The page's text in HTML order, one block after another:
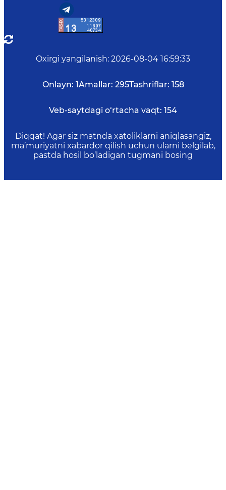
Oxirgi yangilanish: 2026-08-04 16:59:33
Onlayn: 1Amallar: 295Tashriflar: 158
Veb-saytdagi o‘rtacha vaqt: 154
Diqqat! Agar siz matnda xatoliklarni aniqlasangiz,
ma’muriyatni xabardor qilish uchun ularni belgilab,
pastda hosil bo‘ladigan tugmani bosing